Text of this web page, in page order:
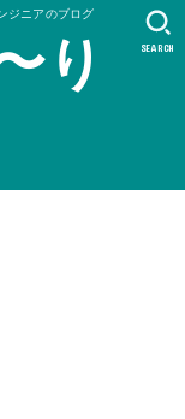
ジニアのブログ
り
SEARCH